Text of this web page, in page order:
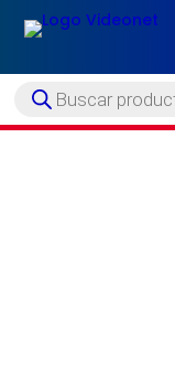
Búsqueda
de